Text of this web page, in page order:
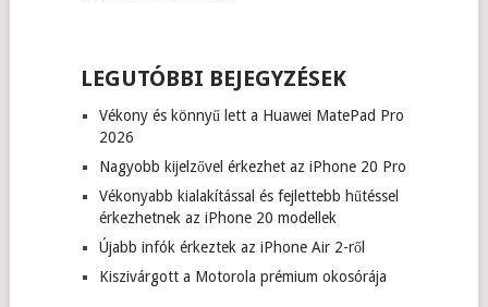
LEGUTÓBBI BEJEGYZÉSEK
Vékony és könnyű lett a Huawei MatePad Pro
2026
Nagyobb kijelzővel érkezhet az iPhone 20 Pro
Vékonyabb kialakítással és fejlettebb hűtéssel
érkezhetnek az iPhone 20 modellek
Újabb infók érkeztek az iPhone Air 2-ről
Kiszivárgott a Motorola prémium okosórája